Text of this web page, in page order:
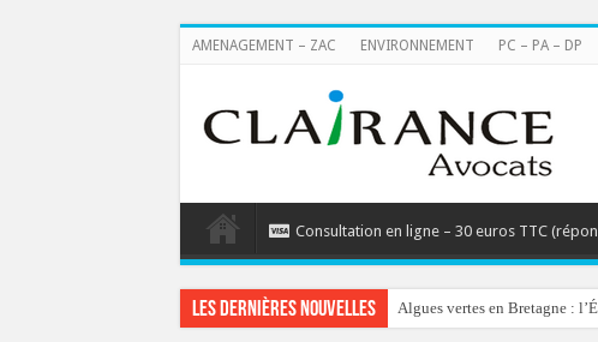
AMENAGEMENT – ZAC ENVIRONNEMENT PC – PA – DP
Consultation en ligne – 30 euros TTC
Les dernières nouvelles Algues vertes en Bretagne :